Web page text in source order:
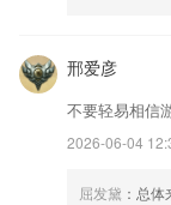
新增外勤知会功能
修复无法进入软件的
新增vivo推动与oppo
新增消息推送设置
邢爱彦
不要轻易相信
2026-06-04
屈发黛 ：总